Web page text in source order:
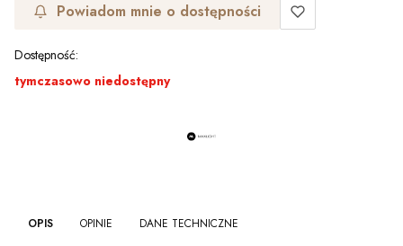
Powiadom mnie o dostępności
Dostępność:
tymczasowo niedostępny
OPIS OPINIE DANE TECHNICZNE